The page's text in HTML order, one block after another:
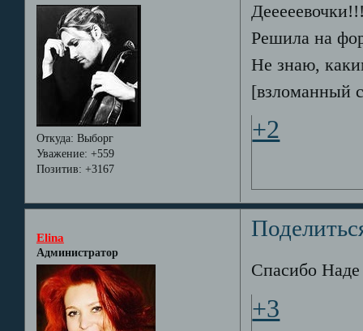
Откуда: Выборг
Уважение: +559
Позитив: +3167
Решила на
Не знаю,
[взломанный
+2
Elina
Администратор
Спасибо Наде
+3